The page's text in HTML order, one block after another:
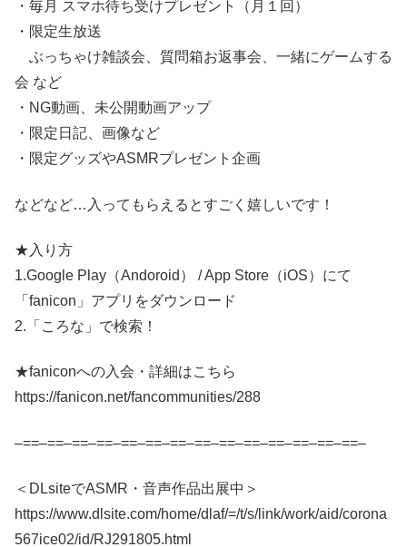
・毎月 スマホ待ち受けプレゼント（月１回）
・限定生放送
ぶっちゃけ雑談会、質問箱お返事会、一緒にゲームする
会 など
・NG動画、未公開動画アップ
・限定日記、画像など
・限定グッズやASMRプレゼント企画
などなど…入ってもらえるとすごく嬉しいです！
★入り方
1.Google Play（Andoroid） / App Store（iOS）にて
「fanicon」アプリをダウンロード
2.「ころな」で検索！
★faniconへの入会・詳細はこちら
https://fanicon.net/fancommunities/288
–==–==–==–==–==–==–==–==–==–==–==–==–==–==–
＜DLsiteでASMR・音声作品出展中＞
https://www.dlsite.com/home/dlaf/=/t/s/link/work/aid/corona
567ice02/id/RJ291805.html